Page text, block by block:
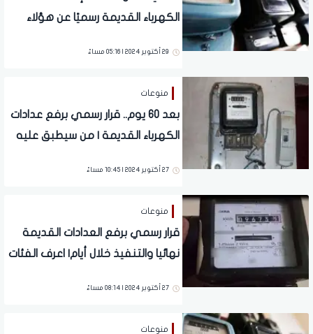
الكهرباء القديمة رسميًا عن هؤلاء
29 أكتوبر 2024 | 05:16 مساءً
منوعات
بعد 60 يوم.. قرار رسمي برفع عدادات
الكهرباء القديمة | من سيطبق عليه
27 أكتوبر 2024 | 10:45 مساءً
منوعات
قرار رسمي برفع العدادات القديمة
نهائيا والتنفيذ خلال أيام| اعرف الفئات
27 أكتوبر 2024 | 08:14 مساءً
منوعات